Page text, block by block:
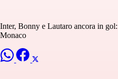
Inter, Bonny e Lautaro ancora in
Monaco